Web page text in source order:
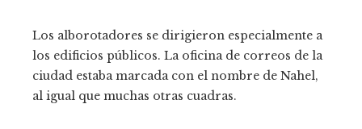
Los alborotadores se dirigieron especialmente a
los edificios públicos. La oficina de correos de la
ciudad estaba marcada con el nombre de Nahel,
al igual que muchas otras cuadras.